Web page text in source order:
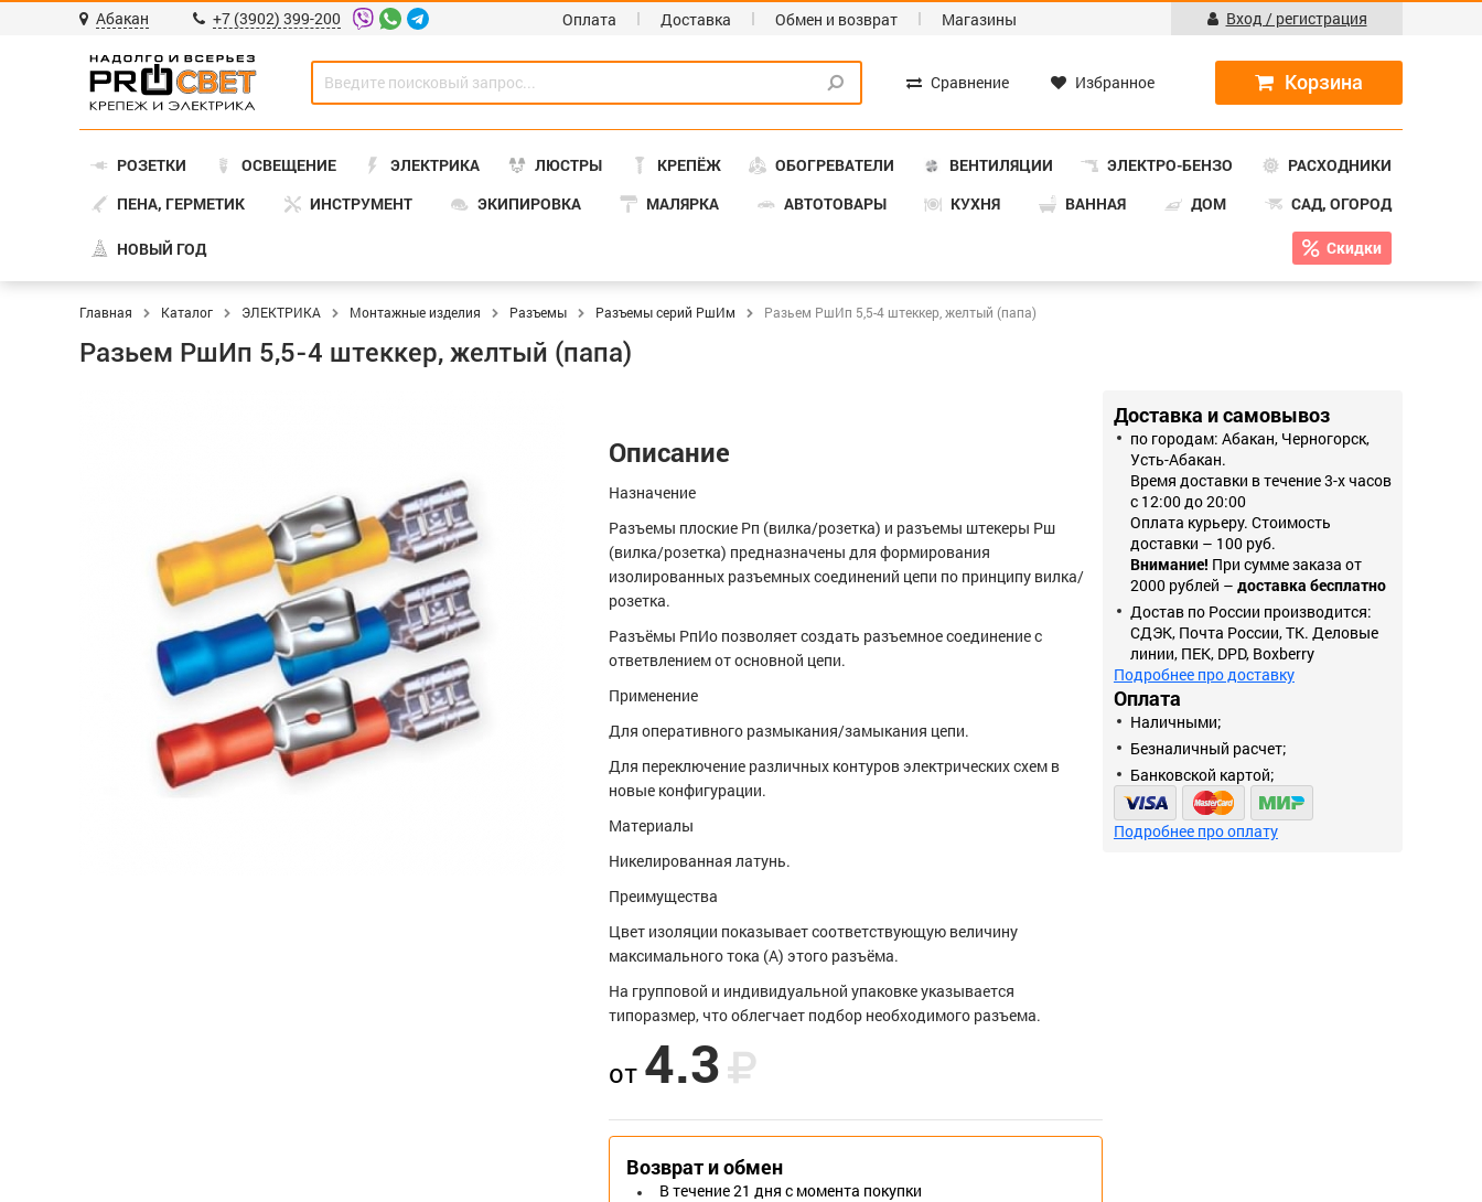
Абакан +7 (3902) 399-200 Оплата Доставка Обмен и возврат Магазины Вход / регистрация
Сравнение Избранное
РОЗЕТКИ ОСВЕЩЕНИЕ ЭЛЕКТРИКА ЛЮСТРЫ КРЕПЁЖ ОБОГРЕВАТЕЛИ ВЕНТИЛЯЦИИ ЭЛЕКТРО-БЕНЗО
РАСХОДНИКИ
ПЕНА, ГЕРМЕТИК
ИНСТРУМЕНТ ЭКИПИРОВКА МАЛЯРКА АВТОТОВАРЫ КУХНЯ ВАННАЯ ДОМ САД, ОГОРОД
НОВЫЙ ГОД Скидки
Главная Каталог ЭЛЕКТРИКА Монтажные изделия Разъемы Разъемы серий РшИм Разьем РшИп 5,5-4 штеккер, желтый (папа)
Разьем РшИп 5,5-4 штеккер, желтый (папа)
Описание
Назначение
Разъемы плоские Рп (вилка/розетка) и разъемы штекеры Рш
(вилка/розетка) предназначены для формирования
изолированных разъемных соединений цепи по принципу вилка/
розетка.
Разъёмы РпИо позволяет создать разъемное соединение с
ответвлением от основной цепи.
Применение
Для оперативного размыкания/замыкания цепи.
Для переключение различных контуров электрических схем в
новые конфигурации.
Материалы
Никелированная латунь.
Преимущества
Цвет изоляции показывает соответствующую величину
максимального тока (А) этого разъёма.
На групповой и индивидуальной упаковке указывается
типоразмер, что облегчает подбор необходимого разъема.
от 4.3
Возврат и обмен
В течение 21 дня с момента покупки
Доставка и самовывоз
по городам: Абакан, Черногорск,
Усть-Абакан.
Время доставки в течение 3-х часов
с 12:00 до 20:00
Оплата курьеру. Стоимость
доставки – 100 руб.
Внимание! При сумме заказа от
2000 рублей – доставка бесплатно
Достав по России производится:
СДЭК, Почта России, ТК. Деловые
линии, ПЕК, DPD, Boxberry
Подробнее про доставку
Оплата
Наличными;
Безналичный расчет;
Банковской картой;
Подробнее про оплату